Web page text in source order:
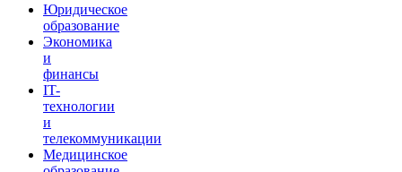
Юридическое
образование
Экономика
и
финансы
IT-
технологии
и
телекоммуникации
Медицинское